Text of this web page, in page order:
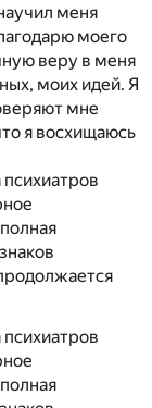
меня
моего
веру в меня
моих идей. Я
мне
я восхищаюсь